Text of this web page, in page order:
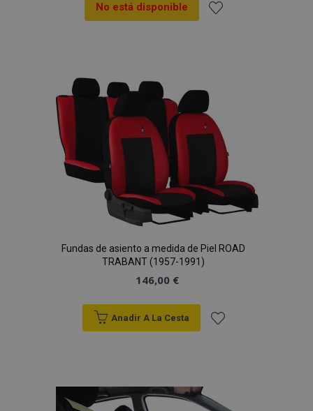
No está disponible
Lista
de
Deseos
Fundas de asiento a medida de Piel ROAD
TRABANT (1957-1991)
146,00 €
Anadir A La Cesta
Lista